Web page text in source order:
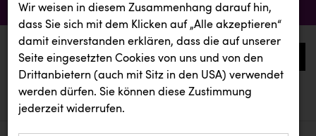
0
aktuelle aussendungen
aktuelle aussendungen
Wir weisen in diesem Zusammenhang darauf hin,
dass Sie sich mit dem Klicken auf „Alle akzeptieren“
damit ein­ver­standen erklären, dass die auf unserer
Seite eingesetzten Cookies von uns und von den
Drittanbietern (auch mit Sitz in den USA) verwendet
werden dürfen. Sie können diese Zustimmung
jederzeit widerrufen.